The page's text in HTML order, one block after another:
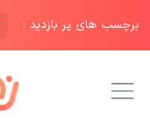
برچسب های پر بازدید :